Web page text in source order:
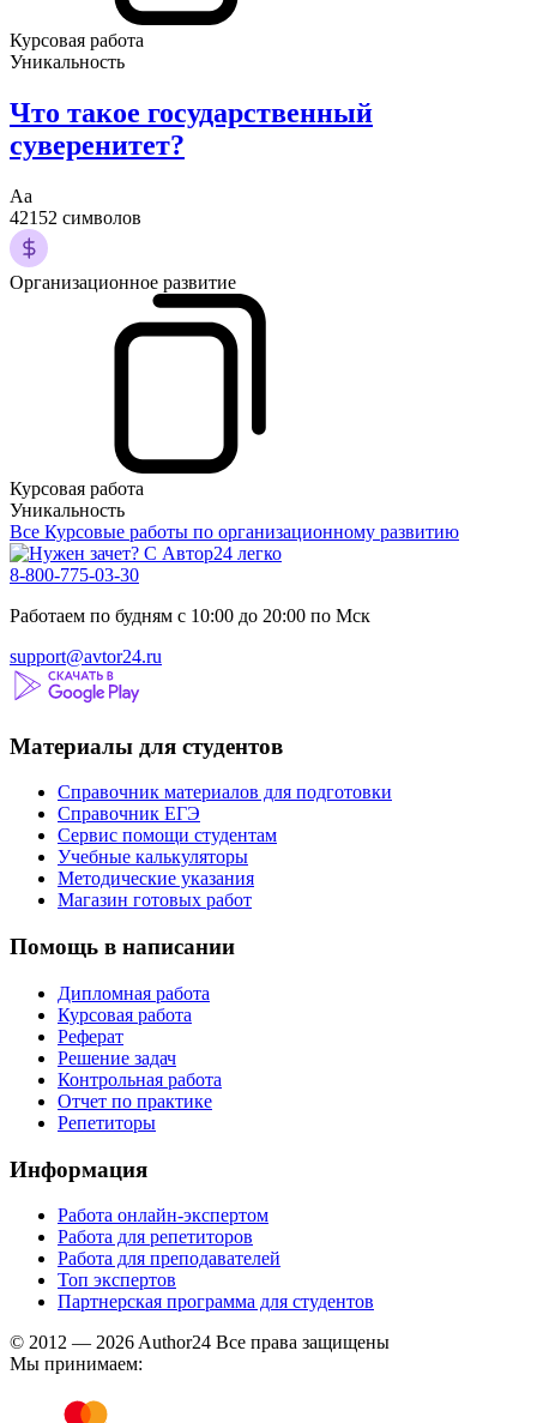
Курсовая работа
Уникальность
Что такое государственный
суверенитет?
Аа
42152 символов
Организационное развитие
Курсовая работа
Уникальность
Все Курсовые работы по организационному развитию
8-800-775-03-30
Работаем по будням с 10:00 до 20:00 по Мск
support@avtor24.ru
Материалы для студентов
Справочник материалов для подготовки
Справочник ЕГЭ
Сервис помощи студентам
Учебные калькуляторы
Методические указания
Магазин готовых работ
Помощь в написании
Дипломная работа
Курсовая работа
Реферат
Решение задач
Контрольная работа
Отчет по практике
Репетиторы
Информация
Работа онлайн-экспертом
Работа для репетиторов
Работа для преподавателей
Топ экспертов
Партнерская программа для студентов
© 2012 — 2026 Author24 Все права защищены
Мы принимаем: